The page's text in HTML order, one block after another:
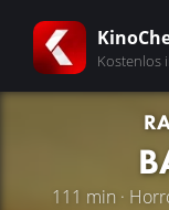
Kostenlos
111 min ·